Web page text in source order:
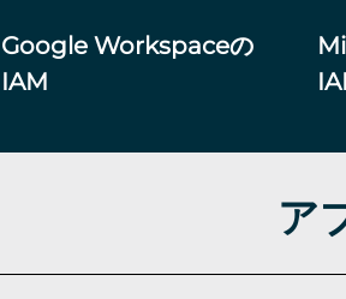
Google Workspaceの
IAM
ア